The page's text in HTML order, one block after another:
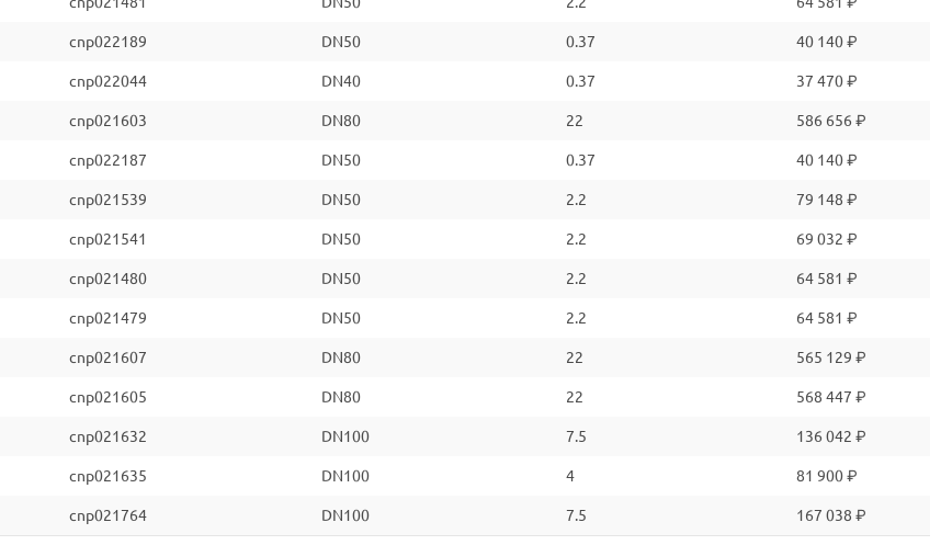
cnp022189 DN50 0.37 40 140 ₽
cnp022044 DN40 0.37 37 470 ₽
cnp021603 DN80 22 586 656 ₽
cnp022187 DN50 0.37 40 140 ₽
cnp021539 DN50 2.2 79 148 ₽
cnp021541 DN50 2.2 69 032 ₽
cnp021480 DN50 2.2 64 581 ₽
cnp021479 DN50 2.2 64 581 ₽
cnp021607 DN80 22 565 129 ₽
cnp021605 DN80 22 568 447 ₽
cnp021632 DN100 7.5 136 042 ₽
cnp021635 DN100 4 81 900 ₽
cnp021764 DN100 7.5 167 038 ₽